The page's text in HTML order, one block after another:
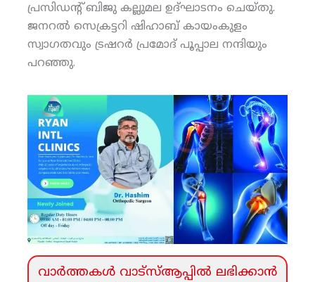
പ്രസിഡന്റ് ബിജു കല്ലുമല ഉദ്ഘാടനം ചെയ്തു.
ജനറല്‍ സെക്രട്ടറി ഷിഹാബ് കായംകുളം
സ്വാഗതവും ട്രഷറര്‍ പ്രമോദ് പൂപ്പാല നന്ദിയും
പറഞ്ഞു.
വാര്‍ത്തകള്‍ വാട്‌സ്‌ആപ്പില്‍ ലഭിക്കാന്‍